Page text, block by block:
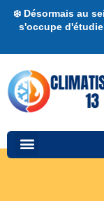
❄️ Désormais au
s'occupe